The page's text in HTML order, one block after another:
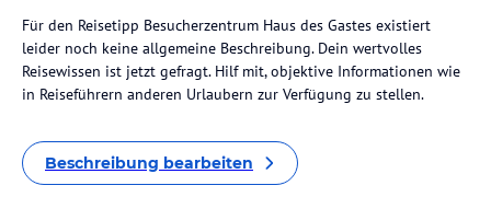
Für den Reisetipp Besucherzentrum Haus des Gastes existiert
leider noch keine allgemeine Beschreibung. Dein wertvolles
Reisewissen ist jetzt gefragt. Hilf mit, objektive Informationen wie
in Reiseführern anderen Urlaubern zur Verfügung zu stellen.
Beschreibung bearbeiten